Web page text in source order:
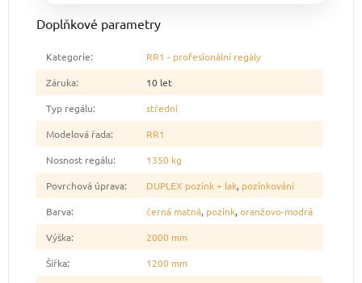
Doplňkové parametry
Kategorie:
RR1 - profesionální regály
Záruka:
10 let
Typ regálu:
střední
Modelová řada:
RR1
Nosnost regálu:
1350 kg
Povrchová úprava: DUPLEX pozink + lak, pozinkování
Barva: černá matná, pozink, oranžovo-modrá
Výška:
2000 mm
Šířka:
1200 mm